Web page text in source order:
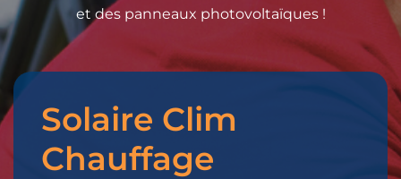
et des panneaux photovoltaïques !
Merci
pour
votre
Solaire Clim
Chauffage